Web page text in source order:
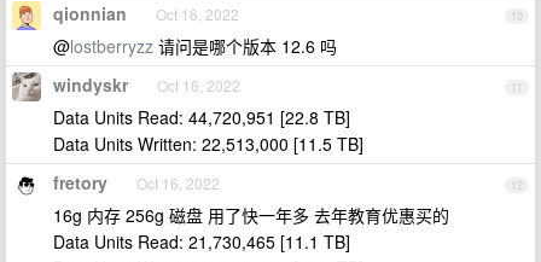
10
qionnian Oct 16, 2022
@lostberryzz 请问是哪个版本 12.6 吗
11
windyskr Oct 16, 2022
Data Units Read: 44,720,951 [22.8 TB]
Data Units Written: 22,513,000 [11.5 TB]
12
fretory Oct 16, 2022
16g 内存 256g 磁盘 用了快一年多 去年教育优惠买的
Data Units Read: 21,730,465 [11.1 TB]